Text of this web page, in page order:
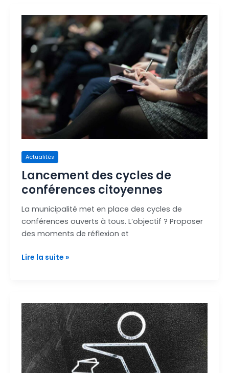
Actualités
Lancement des cycles de
conférences citoyennes
La municipalité met en place des cycles de
conférences ouverts à tous. L’objectif ? Proposer
des moments de réflexion et
Lancement
des
cycles
de
conférences
citoyennes
Lire la suite »
Encombrants
:
respectons
les
jours
de